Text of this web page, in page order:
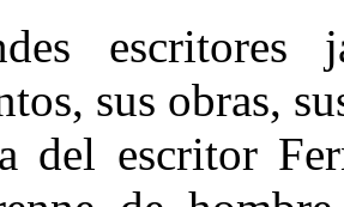
escritores
sus obras,
del escritor